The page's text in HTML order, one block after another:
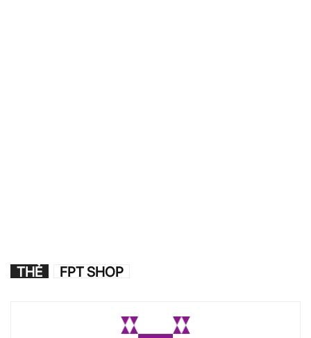
THẺ FPT SHOP